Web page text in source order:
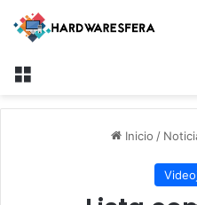
Inicio /